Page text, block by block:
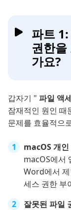
파트
권한
가요?
갑자기 " 파일 액
잠재적인 원인 때
문제를 효율적으
macOS 개
macOS에서
Word에서
세스 권한 부
잘못된 파일